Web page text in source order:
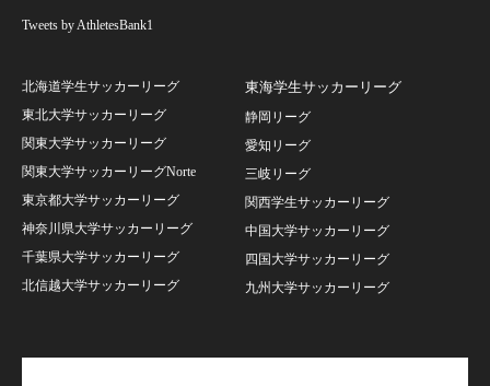
Tweets by AthletesBank1
北海道学生サッカーリーグ
東北大学サッカーリーグ
関東大学サッカーリーグ
関東大学サッカーリーグNorte
東京都大学サッカーリーグ
神奈川県大学サッカーリーグ
千葉県大学サッカーリーグ
北信越大学サッカーリーグ
東海学生サッカーリーグ
静岡リーグ
愛知リーグ
三岐リーグ
関西学生サッカーリーグ
中国大学サッカーリーグ
四国大学サッカーリーグ
九州大学サッカーリーグ